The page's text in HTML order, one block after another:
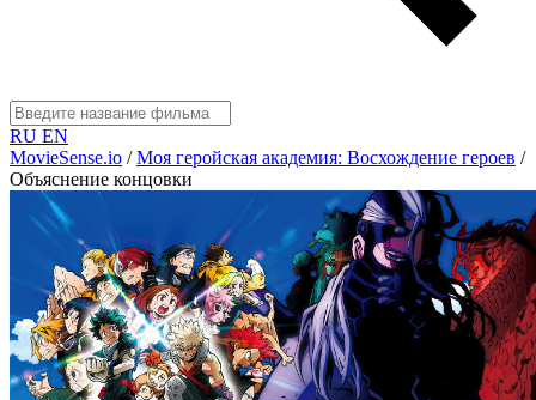
RU EN
MovieSense.io / Моя геройская академия: Восхождение героев /
Объяснение концовки